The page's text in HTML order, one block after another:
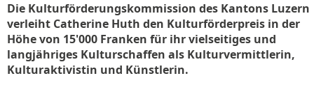
Die Kulturförderungskommission des Kantons Luzern
verleiht Catherine Huth den Kulturförderpreis in der
Höhe von 15'000 Franken für ihr vielseitiges und
langjähriges Kulturschaffen als Kulturvermittlerin,
Kulturaktivistin und Künstlerin.